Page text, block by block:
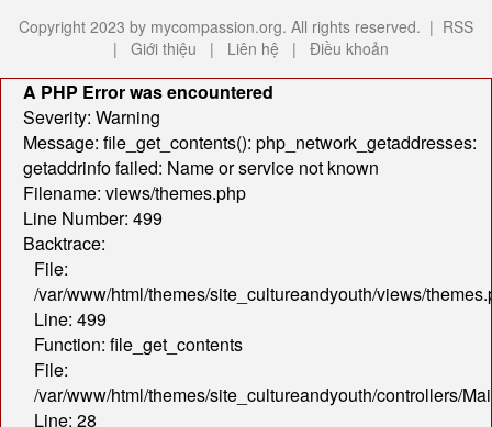
Copyright 2023 by mycompassion.org. All rights reserved. | RSS
| Giới thiệu | Liên hệ | Điều khoản
A PHP Error was encountered
Severity: Warning
Message: file_get_contents(): php_network_getaddresses:
getaddrinfo failed: Name or service not known
Filename: views/themes.php
Line Number: 499
Backtrace:
File:
/var/www/html/themes/site_cultureandyouth/views/
Line: 499
Function: file_get_contents
File:
/var/www/html/themes/site_cultureandyouth/controllers/
Line: 28